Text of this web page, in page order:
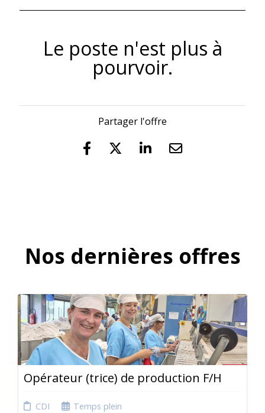
Le poste n'est plus à
pourvoir.
Partager l'offre
Nos dernières offres
Opérateur (trice) de production F/H
CDI
Temps plein